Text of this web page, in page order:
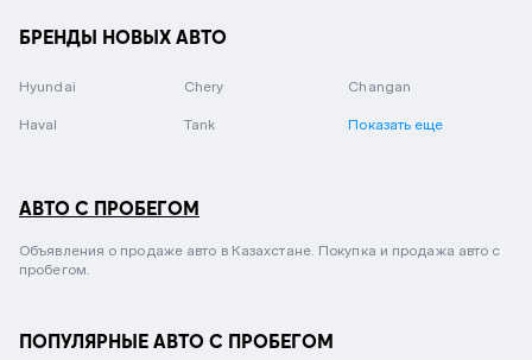
БРЕНДЫ НОВЫХ АВТО
Hyundai Chery Changan
Haval Tank Показать еще
АВТО С ПРОБЕГОМ
Объявления о продаже авто в Казахстане. Покупка и продажа авто с
пробегом.
ПОПУЛЯРНЫЕ АВТО С ПРОБЕГОМ